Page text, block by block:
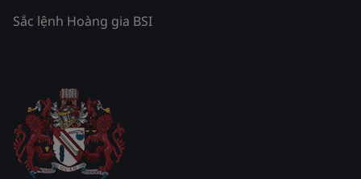
Sắc lệnh Hoàng gia BSI